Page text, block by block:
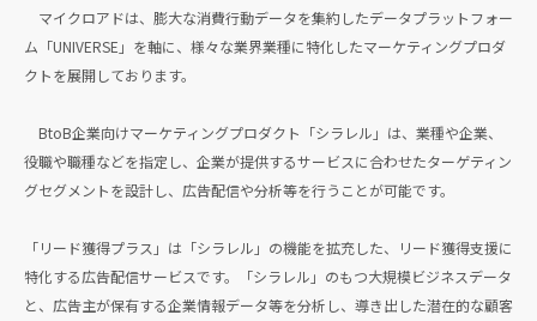
マイクロアドは、膨大な消費行動データを集約したデータプラットフォー
ム「UNIVERSE」を軸に、様々な業界業種に特化したマーケティングプロダ
クトを展開しております。
BtoB企業向けマーケティングプロダクト「シラレル」は、業種や企業、
役職や職種などを指定し、企業が提供するサービスに合わせたターゲティン
グセグメントを設計し、広告配信や分析等を行うことが可能です。
「リード獲得プラス」は「シラレル」の機能を拡充した、リード獲得支援に
特化する広告配信サービスです。「シラレル」のもつ大規模ビジネスデータ
と、広告主が保有する企業情報データ等を分析し、導き出した潜在的な顧客